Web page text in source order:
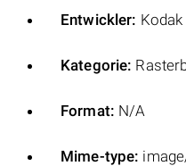
Entwickler: Kodak
Kategorie:
Format: N/A
Mime-type: